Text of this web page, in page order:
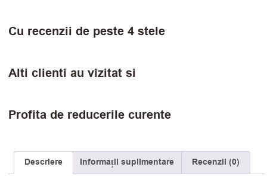
Cu recenzii de peste 4 stele
Alti clienti au vizitat si
Profita de reducerile curente
Descriere Informații suplimentare Recenzii (0)